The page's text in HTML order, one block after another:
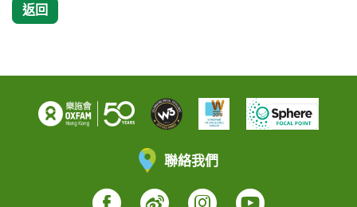
返回
聯絡我們